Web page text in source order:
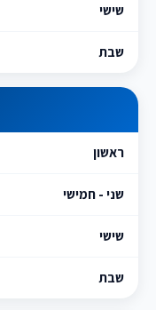
שישי
שבת
ראשון
שני - חמישי
שישי
שבת